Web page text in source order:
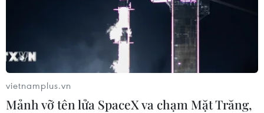
vietnamplus.vn
Mảnh vỡ tên lửa SpaceX va chạm Mặt Trăng,